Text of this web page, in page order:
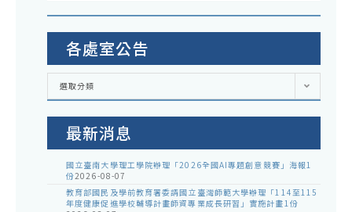
各處室公告
各
室
告
選取分類
最新消息
國立臺南大學理工學院辦理「2026全國AI專題創意競賽」海報1
份2026-08-07
教育部國民及學前教育署委請國立臺灣師範大學辦理「114至115
年度健康促進學校輔導計畫師資專業成長研習」實施計畫1份